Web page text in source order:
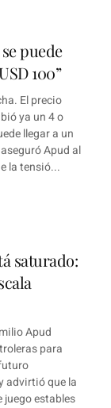
puede
100”
El precio
ya un 4 o
llegar a un
Apud al
la tensió...
saturado:
Apud
para
advirtió que la
juego estables